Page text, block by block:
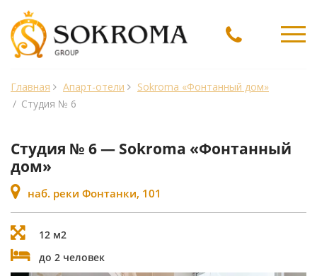
Главная Апарт-отели
Sokroma «Фонтанный дом»
/ Студия № 6
Студия № 6 — Sokroma «Фонтанный
дом»
наб. реки Фонтанки, 101
12 м2
до 2 человек